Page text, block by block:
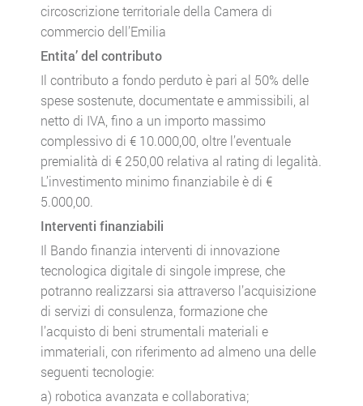
circoscrizione territoriale della Camera di
commercio dell’Emilia
Entita’ del contributo
Il contributo a fondo perduto è pari al 50% delle
spese sostenute, documentate e ammissibili, al
netto di IVA, fino a un importo massimo
complessivo di € 10.000,00, oltre l’eventuale
premialità di € 250,00 relativa al rating di legalità.
L’investimento minimo finanziabile è di €
5.000,00.
Interventi finanziabili
Il Bando finanzia interventi di innovazione
tecnologica digitale di singole imprese, che
potranno realizzarsi sia attraverso l’acquisizione
di servizi di consulenza, formazione che
l’acquisto di beni strumentali materiali e
immateriali, con riferimento ad almeno una delle
seguenti tecnologie:
a) robotica avanzata e collaborativa;